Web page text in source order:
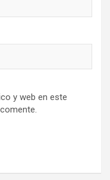
y web en este